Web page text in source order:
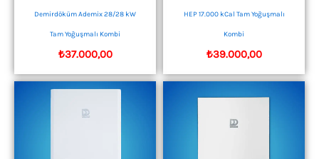
Demirdöküm Ademix 28/28 kW
Tam Yoğuşmalı Kombi
₺37.000,00
HEP 17.000 kCal Tam Yoğuşmalı
Kombi
₺39.000,00